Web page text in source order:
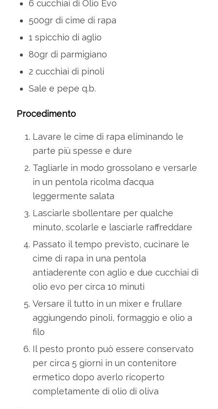
6 cucchiai di Olio Evo
500gr di cime di rapa
1 spicchio di aglio
80gr di parmigiano
2 cucchiai di pinoli
Sale e pepe q.b.
Procedimento
Lavare le cime di rapa eliminando le
parte più spesse e dure
Tagliarle in modo grossolano e versarle
in un pentola ricolma d’acqua
leggermente salata
Lasciarle sbollentare per qualche
minuto, scolarle e lasciarle raffreddare
Passato il tempo previsto, cucinare le
cime di rapa in una pentola
antiaderente con aglio e due cucchiai di
olio evo per circa 10 minuti
Versare il tutto in un mixer e frullare
aggiungendo pinoli, formaggio e olio a
filo
Il pesto pronto può essere conservato
per circa 5 giorni in un contenitore
ermetico dopo averlo ricoperto
completamente di olio di oliva